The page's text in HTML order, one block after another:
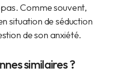
Comme souvent,
situation de séduction
de son anxiété.
similaires ?